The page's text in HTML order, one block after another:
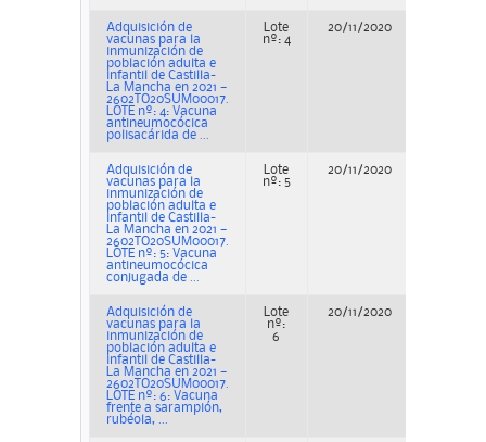
Adquisición de
vacunas para la
inmunización de
población adulta e
infantil de Castilla-
La Mancha en 2021 —
2602TO20SUM00017.
LOTE nº: 4: Vacuna
antineumocócica
polisacárida de ...
Lote
nº: 4
20/11/2020
Adquisición de
vacunas para la
inmunización de
población adulta e
infantil de Castilla-
La Mancha en 2021 —
2602TO20SUM00017.
LOTE nº: 5: Vacuna
antineumocócica
conjugada de ...
Lote
nº: 5
20/11/2020
Adquisición de
vacunas para la
inmunización de
población adulta e
infantil de Castilla-
La Mancha en 2021 —
2602TO20SUM00017.
LOTE nº: 6: Vacuna
frente a sarampión,
rubéola, ...
Lote
nº:
6
20/11/2020